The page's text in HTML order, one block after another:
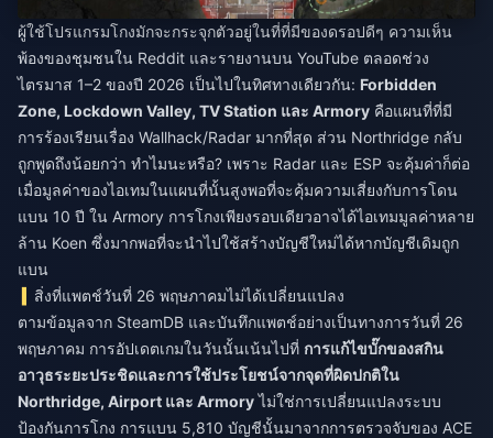
ผู้ใช้โปรแกรมโกงมักจะกระจุกตัวอยู่ในที่ที่มีของดรอปดีๆ ความเห็น
พ้องของชุมชนใน Reddit และรายงานบน YouTube ตลอดช่วง
ไตรมาส 1–2 ของปี 2026 เป็นไปในทิศทางเดียวกัน: Forbidden
Zone, Lockdown Valley, TV Station และ Armory คือแผนที่ที่มี
การร้องเรียนเรื่อง Wallhack/Radar มากที่สุด ส่วน Northridge กลับ
ถูกพูดถึงน้อยกว่า ทำไมนะหรือ? เพราะ Radar และ ESP จะคุ้มค่าก็ต่อ
เมื่อมูลค่าของไอเทมในแผนที่นั้นสูงพอที่จะคุ้มความเสี่ยงกับการโดน
แบน 10 ปี ใน Armory การโกงเพียงรอบเดียวอาจได้ไอเทมมูลค่าหลาย
ล้าน Koen ซึ่งมากพอที่จะนำไปใช้สร้างบัญชีใหม่ได้หากบัญชีเดิมถูก
แบน
สิ่งที่แพตช์วันที่ 26 พฤษภาคมไม่ได้เปลี่ยนแปลง
ตามข้อมูลจาก SteamDB และบันทึกแพตช์อย่างเป็นทางการวันที่ 26
พฤษภาคม การอัปเดตเกมในวันนั้นเน้นไปที่ การแก้ไขบั๊กของสกิน
อาวุธระยะประชิดและการใช้ประโยชน์จากจุดที่ผิดปกติใน
Northridge, Airport และ Armoryไม่ใช่การเปลี่ยนแปลงระบบ
ป้องกันการโกง การแบน 5,810 บัญชีนั้นมาจากการตรวจจับของ ACE